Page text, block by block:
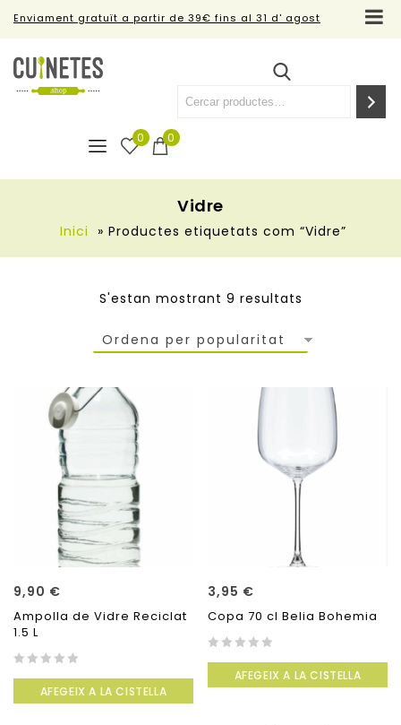
Enviament gratuït a partir de 39€ fins al 31 d' agost
0
0
Vidre
Inici » Productes etiquetats com “Vidre”
S'estan mostrant 9 resultats
Ordena per popularitat
9,90 €
Ampolla de Vidre Reciclat
1.5 L
of
AFEGEIX A LA CISTELLA
3,95 €
Copa 70 cl Belia Bohemia
of
AFEGEIX A LA CISTELLA